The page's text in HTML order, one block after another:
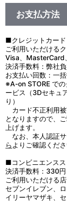
＜収録曲＞
1：夜明けの足音
2：運命のボート
3：夜明けの足音（
4：運命のボート（
お支払方法
■クレジットカード
ご利用いただける
Visa、MasterCard
決済手数料：弊社負
お支払い回数：一
※A-on STORE で
ービス（3Dセキュ
り）
カード不正利用被
となりますので、
上げます。
なお、本人認証
ら よりご確認くださ
■コンビニエンスス
決済手数料：330円
ご利用いただける店
セブンイレブン、
イリーヤマザキ、